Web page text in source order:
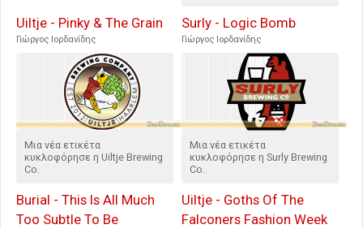
Uiltje - Pinky & The Grain
Γιώργος Ιορδανίδης
Μια νέα ετικέτα
κυκλοφόρησε η Uiltje Brewing
Co.
Surly - Logic Bomb
Γιώργος Ιορδανίδης
Μια νέα ετικέτα
κυκλοφόρησε η Surly Brewing
Co.
Burial - This Is All Much
Too Subtle To Be
Uiltje - Goths Of The
Falconers Fashion Week